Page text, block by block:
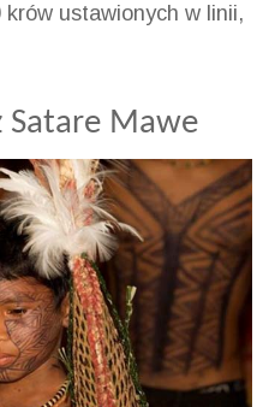
krów ustawionych w linii,
Satare Mawe